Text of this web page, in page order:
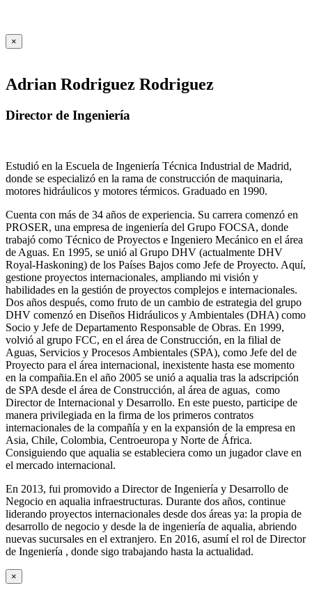
×
Adrian Rodriguez Rodriguez
Director de Ingeniería
Estudió en la Escuela de Ingeniería Técnica Industrial de Madrid,
donde se especializó en la rama de construcción de maquinaria,
motores hidráulicos y motores térmicos. Graduado en 1990.
Cuenta con más de 34 años de experiencia. Su carrera comenzó en
PROSER, una empresa de ingeniería del Grupo FOCSA, donde
trabajó como Técnico de Proyectos e Ingeniero Mecánico en el área
de Aguas. En 1995, se unió al Grupo DHV (actualmente DHV
Royal-Haskoning) de los Países Bajos como Jefe de Proyecto. Aquí,
gestione proyectos internacionales, ampliando mi visión y
habilidades en la gestión de proyectos complejos e internacionales.
Dos años después, como fruto de un cambio de estrategia del grupo
DHV comenzó en Diseños Hidráulicos y Ambientales (DHA) como
Socio y Jefe de Departamento Responsable de Obras. En 1999,
volvió al grupo FCC, en el área de Construcción, en la filial de
Aguas, Servicios y Procesos Ambientales (SPA), como Jefe del de
Proyecto para el área internacional, inexistente hasta ese momento
en la compañia.En el año 2005 se unió a aqualia tras la adscripción
de SPA desde el área de Construcción, al área de aguas, como
Director de Internacional y Desarrollo. En este puesto, participe de
manera privilegiada en la firma de los primeros contratos
internacionales de la compañía y en la expansión de la empresa en
Asia, Chile, Colombia, Centroeuropa y Norte de África.
Consiguiendo que aqualia se estableciera como un jugador clave en
el mercado internacional.
En 2013, fui promovido a Director de Ingeniería y Desarrollo de
Negocio en aqualia infraestructuras. Durante dos años, continue
liderando proyectos internacionales desde dos áreas ya: la propia de
desarrollo de negocio y desde la de ingeniería de aqualia, abriendo
nuevas sucursales en el extranjero. En 2016, asumí el rol de Director
de Ingeniería , donde sigo trabajando hasta la actualidad.
×